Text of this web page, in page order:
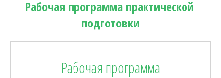
Рабочая программа практической
подготовки
Рабочая программа